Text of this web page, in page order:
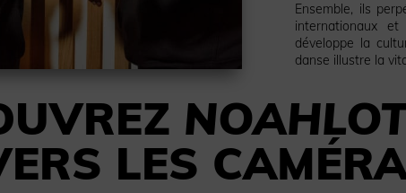
Ensemble, ils
internationaux
développe la
danse illustre la
LES